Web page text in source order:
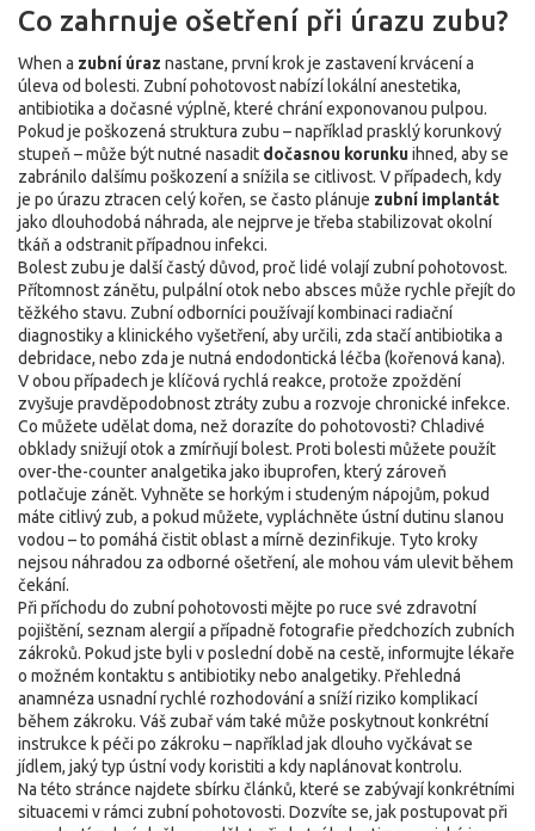
Co zahrnuje ošetření při úrazu zubu?
When a zubní úraz nastane, první krok je zastavení krvácení a
úleva od bolesti. Zubní pohotovost nabízí lokální anestetika,
antibiotika a dočasné výplně, které chrání exponovanou pulpou.
Pokud je poškozená struktura zubu – například prasklý korunkový
stupeň – může být nutné nasadit dočasnou korunkuihned, aby se
zabránilo dalšímu poškození a snížila se citlivost. V případech, kdy
je po úrazu ztracen celý kořen, se často plánuje zubní implantát
jako dlouhodobá náhrada, ale nejprve je třeba stabilizovat okolní
tkáň a odstranit případnou infekci.
Bolest zubu je další častý důvod, proč lidé volají zubní pohotovost.
Přítomnost zánětu, pulpální otok nebo absces může rychle přejít do
těžkého stavu. Zubní odborníci používají kombinaci radiační
diagnostiky a klinického vyšetření, aby určili, zda stačí antibiotika a
debridace, nebo zda je nutná endodontická léčba (kořenová kana).
V obou případech je klíčová rychlá reakce, protože zpoždění
zvyšuje pravděpodobnost ztráty zubu a rozvoje chronické infekce.
Co můžete udělat doma, než dorazíte do pohotovosti? Chladivé
obklady snižují otok a zmírňují bolest. Proti bolesti můžete použít
over-the-counter analgetika jako ibuprofen, který zároveň
potlačuje zánět. Vyhněte se horkým i studeným nápojům, pokud
máte citlivý zub, a pokud můžete, vypláchněte ústní dutinu slanou
vodou – to pomáhá čistit oblast a mírně dezinfikuje. Tyto kroky
nejsou náhradou za odborné ošetření, ale mohou vám ulevit během
čekání.
Při příchodu do zubní pohotovosti mějte po ruce své zdravotní
pojištění, seznam alergií a případně fotografie předchozích zubních
zákroků. Pokud jste byli v poslední době na cestě, informujte lékaře
o možném kontaktu s antibiotiky nebo analgetiky. Přehledná
anamnéza usnadní rychlé rozhodování a sníží riziko komplikací
během zákroku. Váš zubař vám také může poskytnout konkrétní
instrukce k péči po zákroku – například jak dlouho vyčkávat se
jídlem, jaký typ ústní vody koristiti a kdy naplánovat kontrolu.
Na této stránce najdete sbírku článků, které se zabývají konkrétními
situacemi v rámci zubní pohotovosti. Dozvíte se, jak postupovat při